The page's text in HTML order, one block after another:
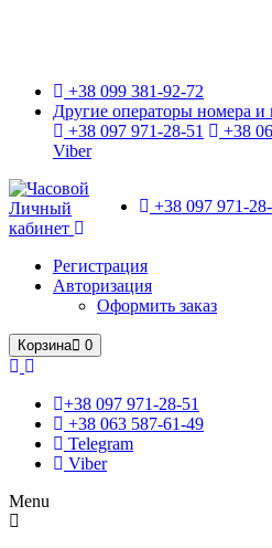
+38 099 381-92-72
Другие операторы номера
+38 097 971-28-51
+38
Viber
+38 097 971-
Личный
кабинет
Регистрация
Авторизация
Оформить заказ
Корзина 0
+38 097 971-28-51
+38 063 587-61-49
Telegram
Viber
Menu